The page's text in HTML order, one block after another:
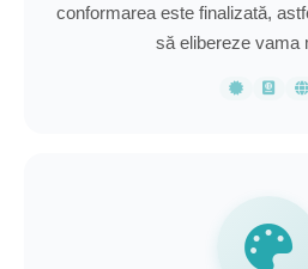
conformarea este finalizată,
să elibereze vama